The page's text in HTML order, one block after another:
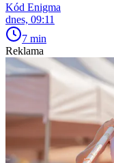
Kód Enigma
dnes, 09:11
7 min
Reklama